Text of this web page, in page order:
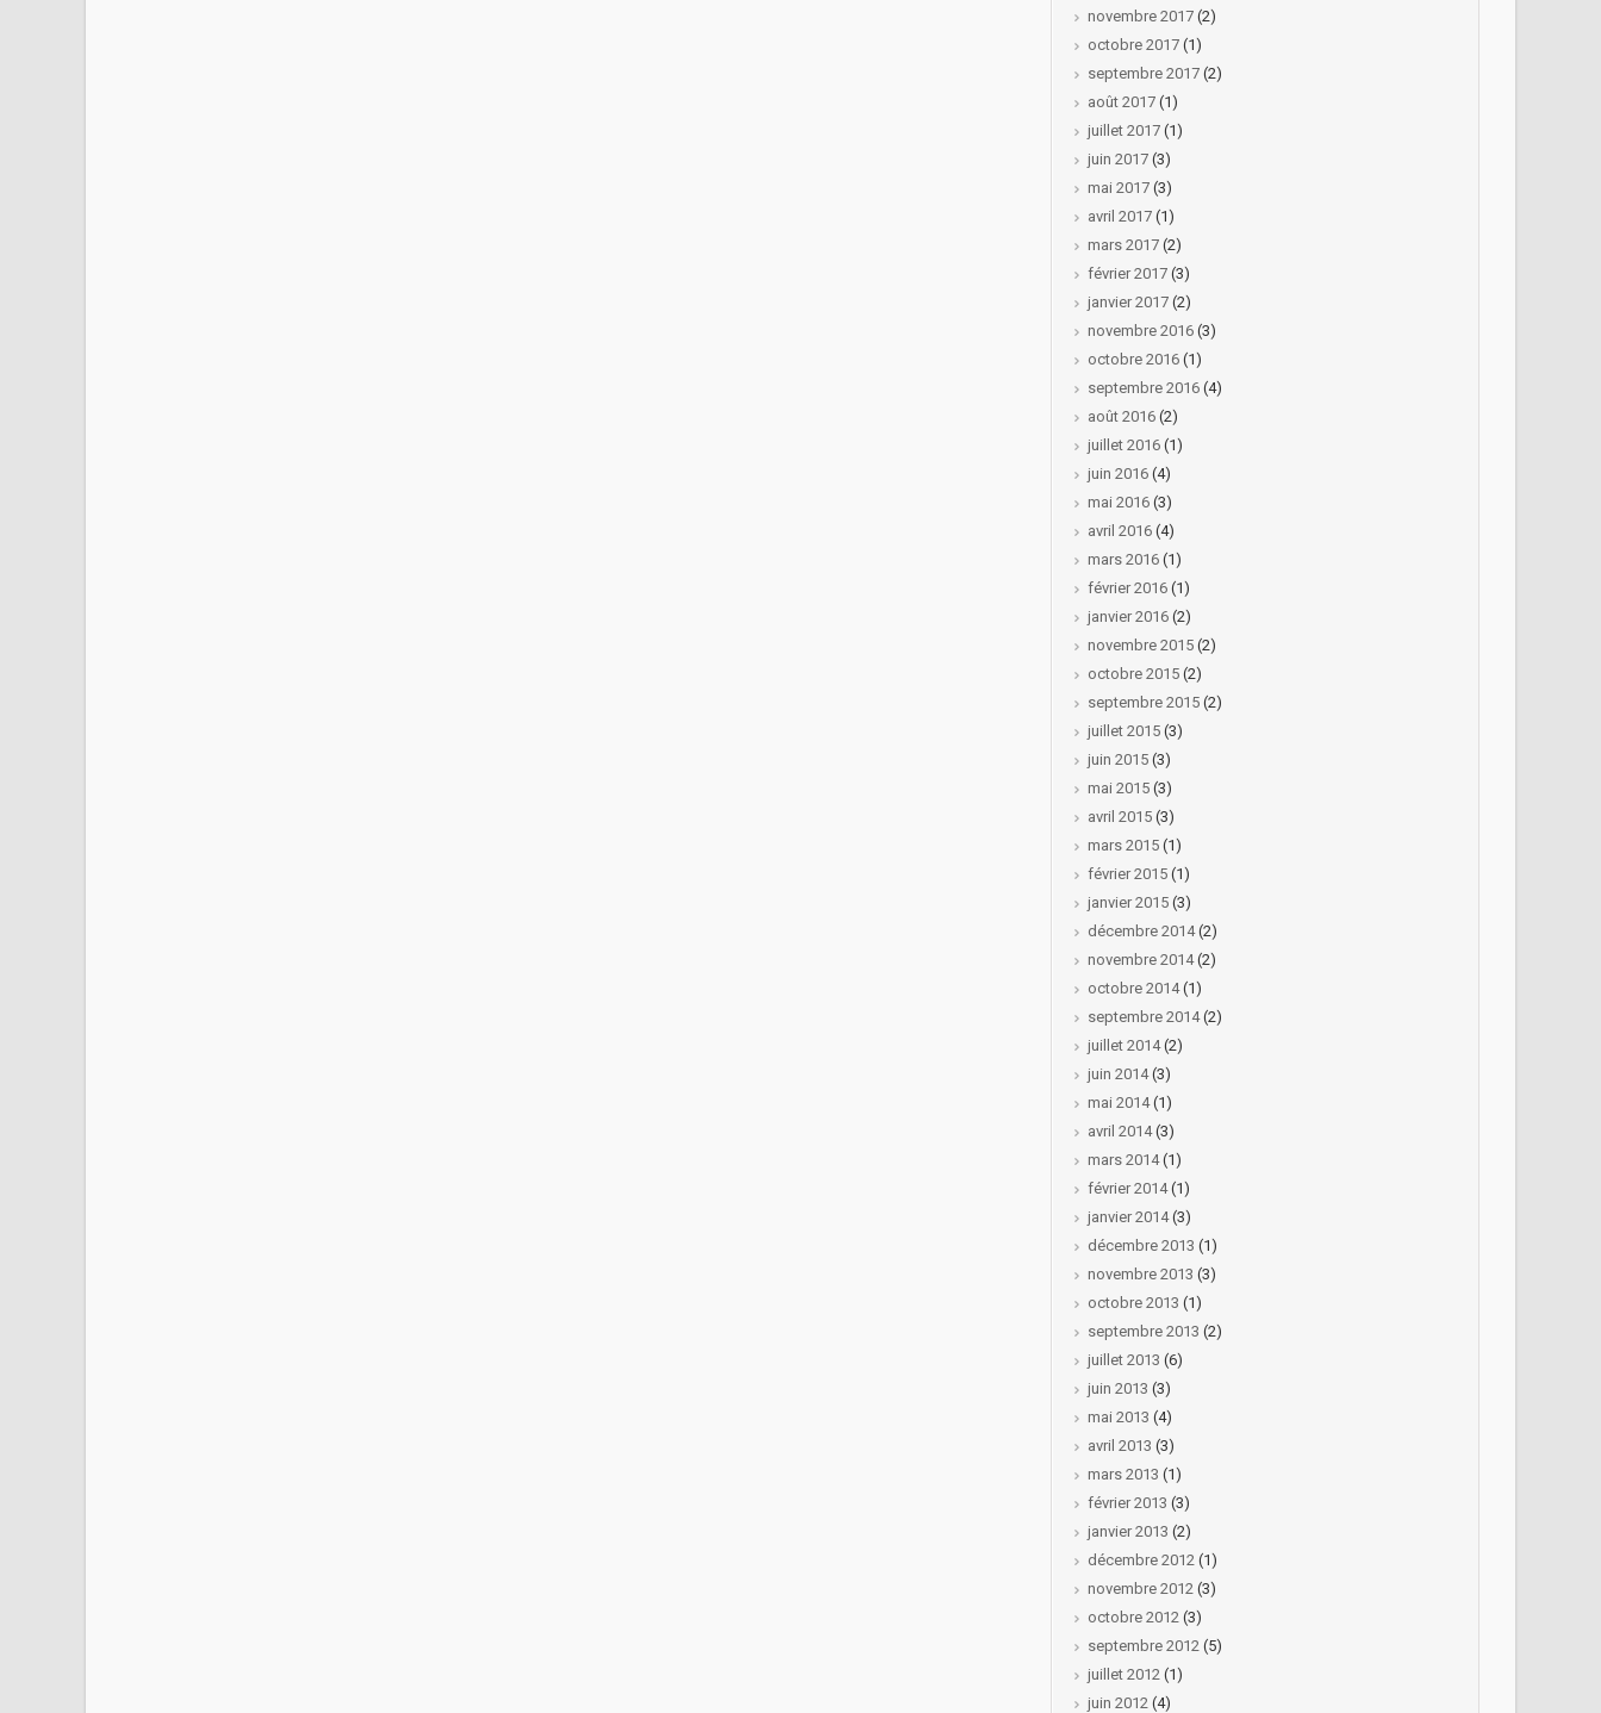
novembre 2017 (2)
octobre 2017 (1)
septembre 2017 (2)
août 2017 (1)
juillet 2017 (1)
juin 2017 (3)
mai 2017 (3)
avril 2017 (1)
mars 2017 (2)
février 2017 (3)
janvier 2017 (2)
novembre 2016 (3)
octobre 2016 (1)
septembre 2016 (4)
août 2016 (2)
juillet 2016 (1)
juin 2016 (4)
mai 2016 (3)
avril 2016 (4)
mars 2016 (1)
février 2016 (1)
janvier 2016 (2)
novembre 2015 (2)
octobre 2015 (2)
septembre 2015 (2)
juillet 2015 (3)
juin 2015 (3)
mai 2015 (3)
avril 2015 (3)
mars 2015 (1)
février 2015 (1)
janvier 2015 (3)
décembre 2014(2)
novembre 2014(2)
octobre 2014(1)
septembre 2014(2)
juillet 2014(2)
juin 2014(3)
mai 2014(1)
avril 2014(3)
mars 2014(1)
février 2014(1)
janvier 2014(3)
décembre 2013 (1)
novembre 2013 (3)
octobre 2013 (1)
septembre 2013 (2)
juillet 2013 (6)
juin 2013 (3)
mai 2013 (4)
avril 2013 (3)
mars 2013 (1)
février 2013 (3)
janvier 2013 (2)
décembre 2012 (1)
novembre 2012 (3)
octobre 2012 (3)
septembre 2012 (5)
juillet 2012 (1)
juin 2012 (4)